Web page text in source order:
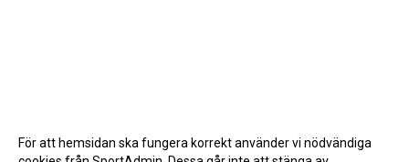
För att hemsidan ska fungera korrekt använder vi nödvändiga